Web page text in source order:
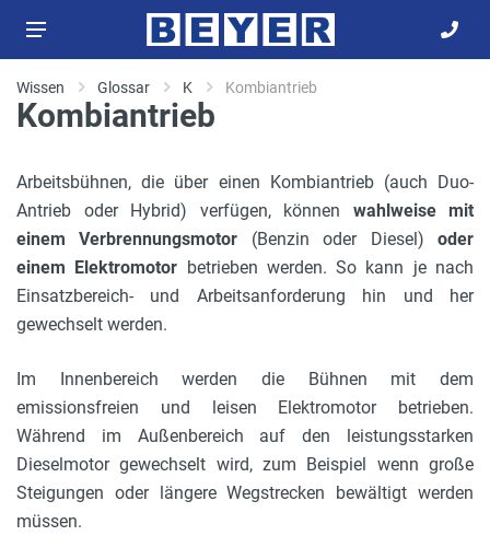
Wissen Glossar K Kombiantrieb
Kombiantrieb
Arbeitsbühnen, die über einen Kombiantrieb (auch Duo-
Antrieb oder Hybrid) verfügen, können wahlweise mit
einem Verbrennungsmotor (Benzin oder Diesel)oder
einem Elektromotor betrieben werden. So kann je nach
Einsatzbereich- und Arbeitsanforderung hin und her
gewechselt werden.
Im Innenbereich werden die Bühnen mit dem
emissionsfreien und leisen Elektromotor betrieben.
Während im Außenbereich auf den leistungsstarken
Dieselmotor gewechselt wird, zum Beispiel wenn große
Steigungen oder längere Wegstrecken bewältigt werden
müssen.